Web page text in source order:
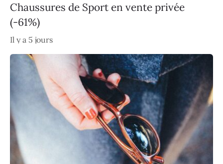
Chaussures de Sport en vente privée
(-61%)
Il y a 5 jours